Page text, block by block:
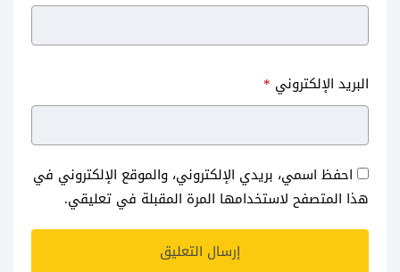
البريد الإلكتروني *
احفظ اسمي، بريدي الإلكتروني، والموقع الإلكتروني في
هذا المتصفح لاستخدامها المرة المقبلة في تعليقي.